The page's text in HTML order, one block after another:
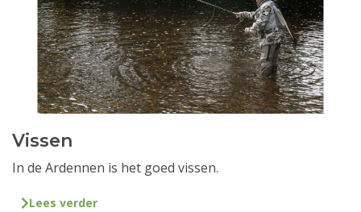
Vissen
In de Ardennen is het goed vissen.
Lees verder